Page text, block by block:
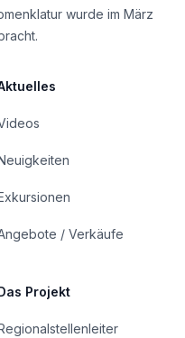
wurde im März
/ Verkäufe
Projekt